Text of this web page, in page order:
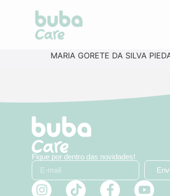
MARIA GORETE DA SILVA
Fique por dentro das novidades!